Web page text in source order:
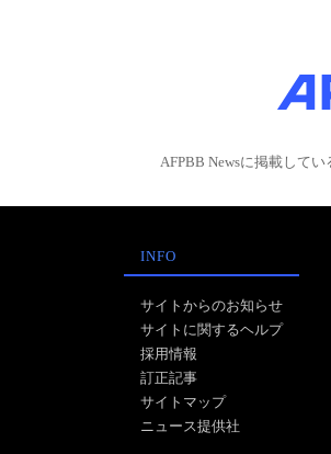
AFPBB Newsに掲載して
INFO
サイトからのお知らせ
サイトに関するヘルプ
採用情報
訂正記事
サイトマップ
ニュース提供社